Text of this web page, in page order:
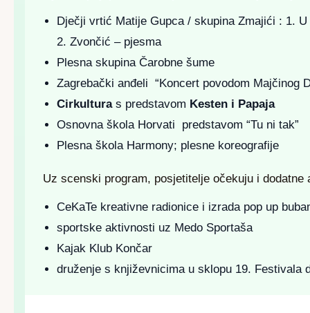
Dječji vrtić Matije Gupca / skupina Zmajići : 1.
2. Zvončić – pjesma
Plesna skupina Čarobne šume
Zagrebački anđeli “Koncert povodom Majčinog
Cirkulturas predstavom Kesten i Papaja
Osnovna škola Horvati predstavom “Tu ni tak”
Plesna škola Harmony; plesne koreografije
Uz scenski program, posjetitelje očekuju i dodatne
CeKaTe kreativne radionice i izrada pop up
sportske aktivnosti uz Medo Sportaša
Kajak Klub Končar
druženje s književnicima u sklopu 19. Festivala